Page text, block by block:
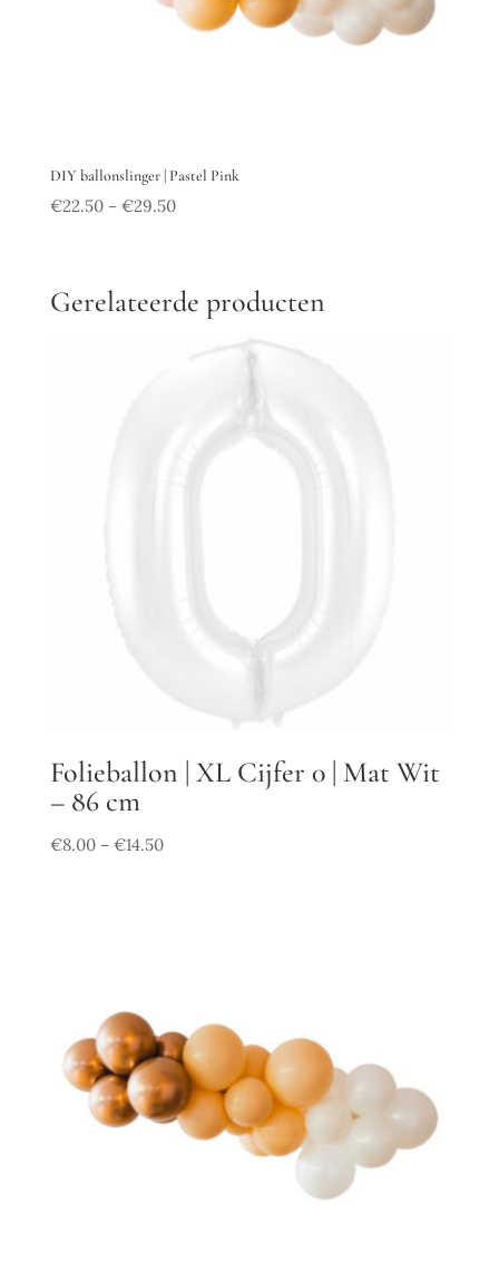
DIY ballonslinger | Pastel Pink
€22.50– €29.50
Gerelateerde producten
Folieballon | XL Cijfer 0 | Mat Wit
– 86 cm
€8.00– €14.50